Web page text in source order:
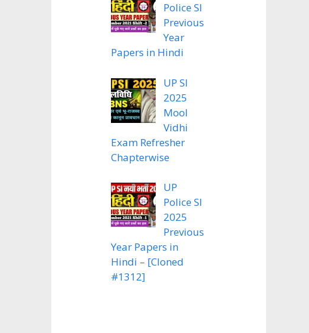
Police SI
Previous
Year
Papers in Hindi
UP SI
2025
Mool
Vidhi
Exam Refresher
Chapterwise
UP
Police SI
2025
Previous
Year Papers in
Hindi – [Cloned
#1312]